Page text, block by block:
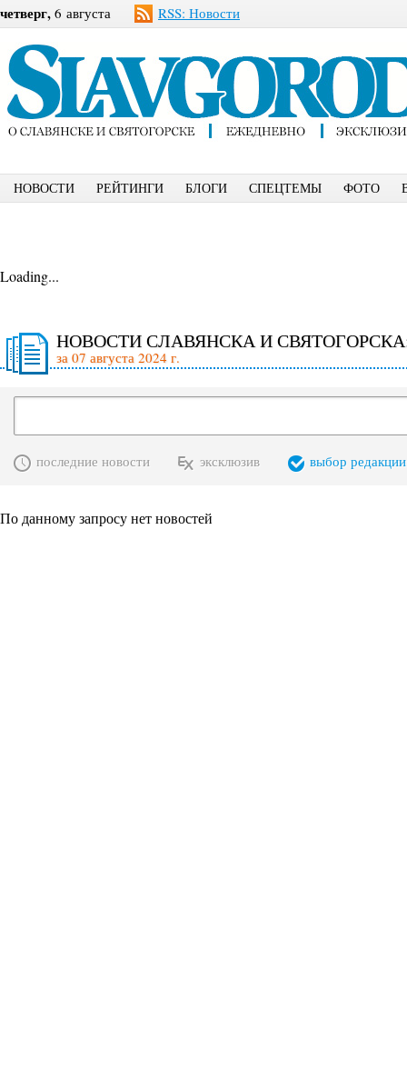
четверг, 6 августа RSS: Новости
НОВОСТИ РЕЙТИНГИ БЛОГИ СПЕЦТЕМЫ ФОТО
Loading...
НОВОСТИ СЛАВЯНСКА И
за 07 августа 2024 г.
последние новости эксклюзив выбор редакции
По данному запросу нет новостей